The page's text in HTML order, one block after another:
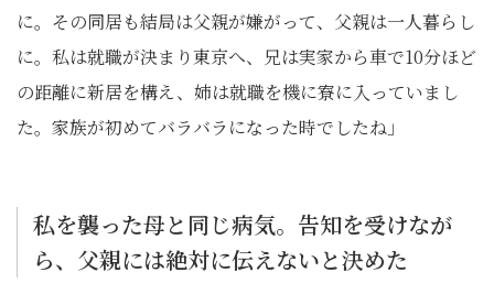
に。その同居も結局は父親が嫌がって、父親は一人暮らし
に。私は就職が決まり東京へ、兄は実家から車で10分ほど
の距離に新居を構え、姉は就職を機に寮に入っていまし
た。家族が初めてバラバラになった時でしたね」
私を襲った母と同じ病気。告知を受けなが
ら、父親には絶対に伝えないと決めた